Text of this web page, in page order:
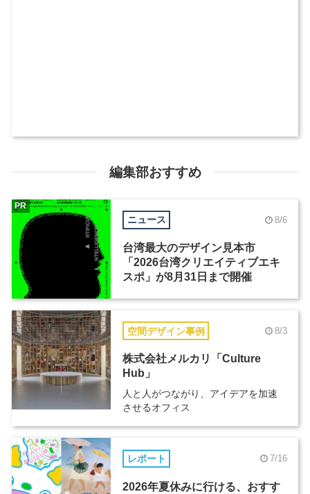
編集部おすすめ
ニュース 8/6
台湾最大のデザイン見本市
「2026台湾クリエイティブエキ
スポ」が8月31日まで開催
PR
空間デザイン事例 8/3
株式会社メルカリ「Culture
Hub」
人と人がつながり、アイデアを加速
させるオフィス
レポート 7/16
2026年夏休みに行ける、おすす